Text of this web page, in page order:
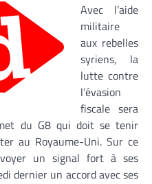
Avec l’aide
militaire
aux rebelles
syriens, la
lutte contre
l’évasion
fiscale sera
du G8 qui doit se tenir
au Royaume-Uni. Sur ce
un signal fort à ses
dernier un accord avec ses